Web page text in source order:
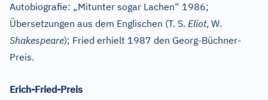
Autobiografie: „Mitunter sogar Lachen“ 1986;
Übersetzungen aus dem Englischen (T. S. Eliot, W.
Shakespeare); Fried erhielt 1987 den Georg-Büchner-
Preis.
Erich-Fried-Preis